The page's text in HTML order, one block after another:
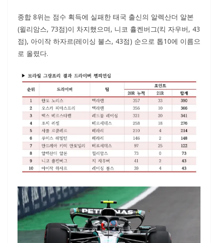
종합 8위는 점수 획득에 실패한 태국 출신의 알렉산더 알본
(윌리암스, 73점)이 차지했으며, 니코 휼켄버그(킥 자우버, 43
점), 아이작 하자르(레이싱 불스, 43점) 순으로 톱10에 이름으
로 올렸다.